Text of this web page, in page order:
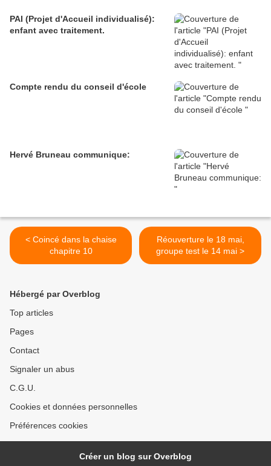
PAI (Projet d'Accueil individualisé):
enfant avec traitement.
Compte rendu du conseil d'école
Hervé Bruneau communique:
< Coincé dans la chaise
chapitre 10
Réouverture le 18 mai,
groupe test le 14 mai >
Hébergé par Overblog
Top articles
Pages
Contact
Signaler un abus
C.G.U.
Cookies et données personnelles
Préférences cookies
Créer un blog sur Overblog